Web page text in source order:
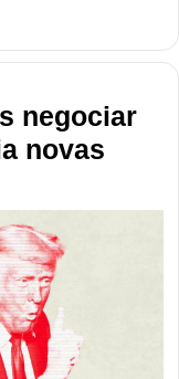
negociar
novas